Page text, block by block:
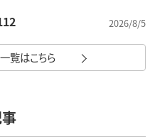
2026/8/5
覧はこちら